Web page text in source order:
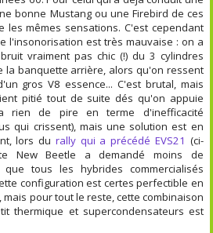
bonne Mustang ou une Firebird de ces
les mêmes sensations. C'est cependant
l'insonorisation est très mauvaise : on a
vraiment pas chic (!) du 3 cylindres
la banquette arrière, alors qu'on ressent
gros V8 essence... C'est brutal, mais
pitié tout de suite dés qu'on appuie
rien de pire en terme d'inefficacité
qui crissent), mais une solution est en
lors du rally qui a précédé EVS21 (ci-
New Beetle a demandé moins de
tous les hybrides commercialisés
configuration est certes perfectible en
pour tout le reste, cette combinaison
thermique et supercondensateurs est